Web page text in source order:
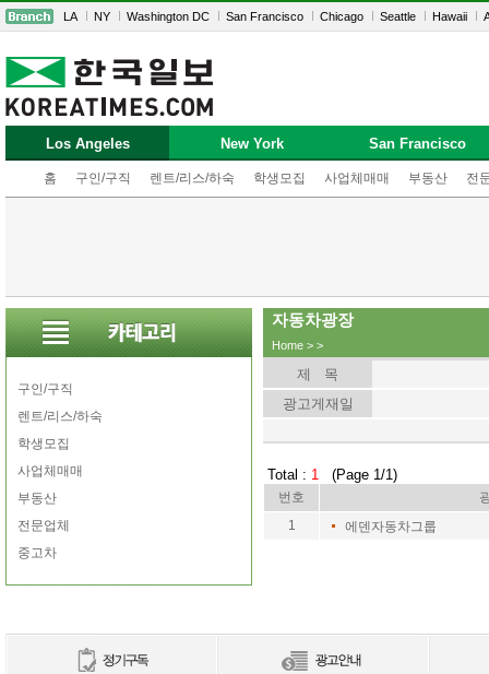
LA NY Washington DC San Francisco Chicago Seattle Hawaii
Los Angeles
홈 구인/구직 렌트/리스/하숙 학생모집 사업체매매 부동산 전
New York San Francisco
구인/구직
렌트/리스/하숙
학생모집
사업체매매
부동산
전문업체
중고차
자동차광장
Home > >
제 목
광고게재일
Total : 1 (Page 1/1)
번호
1
에덴자동차그룹